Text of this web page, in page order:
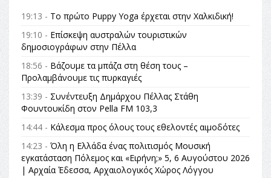
19:13 - Το πρώτο Puppy Yoga έρχεται στην Χαλκιδική!
19:10 - Επίσκεψη αυστραλών τουριστικών
δημοσιογράφων στην Πέλλα
18:56 - Βάζουμε τα μπάζα στη θέση τους –
Προλαμβάνουμε τις πυρκαγιές
13:39 - Συνέντευξη Δημάρχου Πέλλας Στάθη
Φουντουκίδη στον Pella FM 103,3
14:44 - Κάλεσμα προς όλους τους εθελοντές αιμοδότες
14:23 - Όλη η Ελλάδα ένας πολιτισμός Μουσική
εγκατάσταση Πόλεμος και «Ειρήνη;» 5, 6 Αυγούστου 2026
| Αρχαία Έδεσσα, Αρχαιολογικός Χώρος Λόγγου